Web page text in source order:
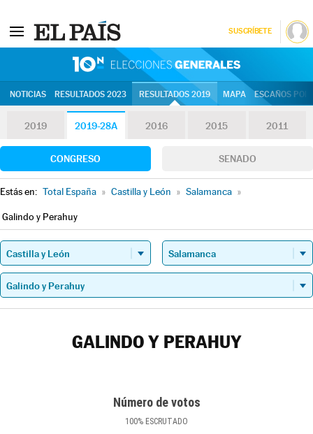
SUSCRÍBETE
NOTICIAS RESULTADOS 2023 RESULTADOS 2019 MAPA ESCAÑOS
2019 2019-28A 2016 2015 2011
CONGRESO SENADO
Estás en: Total España » Castilla y León » Salamanca »
Galindo y Perahuy
GALINDO Y PERAHUY
Número de votos
100% ESCRUTADO